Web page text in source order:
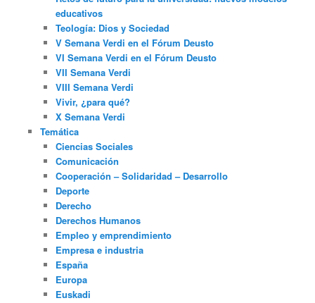
educativos
Teología: Dios y Sociedad
V Semana Verdi en el Fórum Deusto
VI Semana Verdi en el Fórum Deusto
VII Semana Verdi
VIII Semana Verdi
Vivir, ¿para qué?
X Semana Verdi
Temática
Ciencias Sociales
Comunicación
Cooperación – Solidaridad – Desarrollo
Deporte
Derecho
Derechos Humanos
Empleo y emprendimiento
Empresa e industria
España
Europa
Euskadi